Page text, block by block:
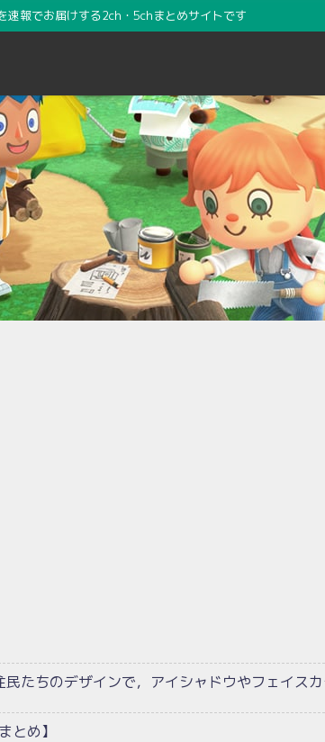
報でお届けする2ch・5chまとめサイトです
たちのデザインで，アイシャドウやフェイス
とめ】